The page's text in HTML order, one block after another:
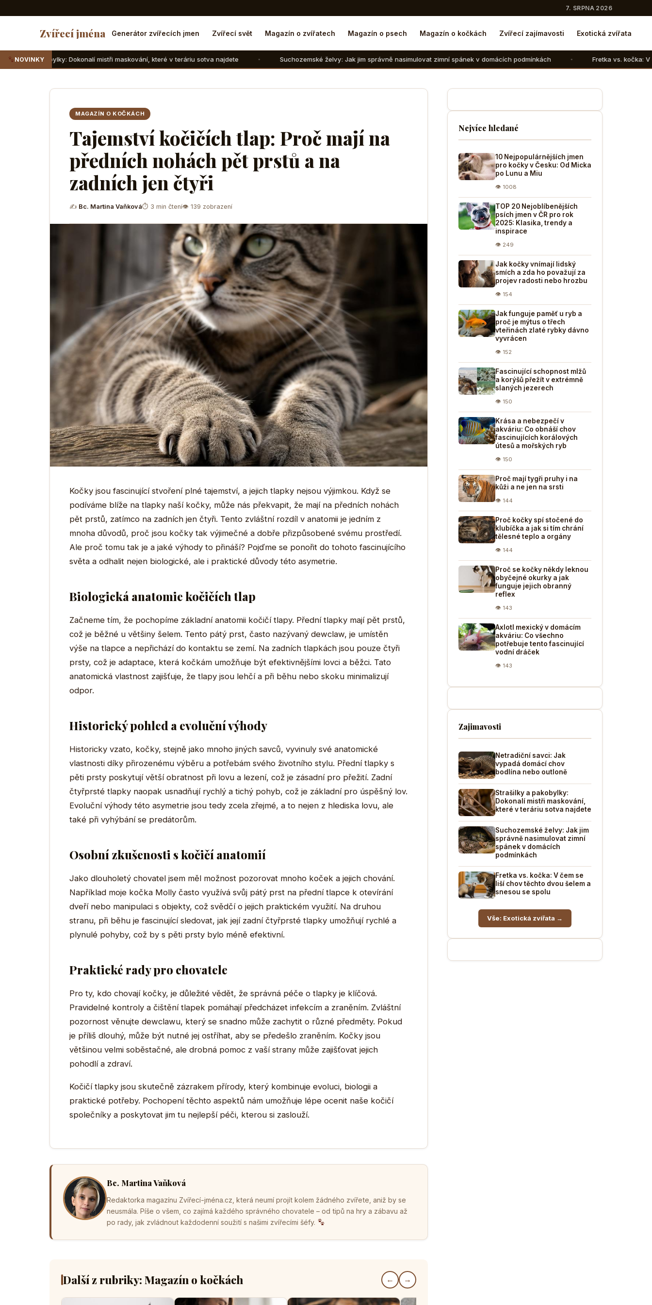
7. SRPNA 2026
Zvířecí jména Generátor zvířecích jmen Zvířecí svět Magazín o zvířatech Magazín o psech Magazín o kočkách Zvířecí zajímavosti Exotická zvířata
NOVINKY
Dokonalí mistři maskování, které v teráriu sotva najdete Suchozemské želvy: Jak jim správně nasimulovat zimní spánek v domácích podmínkách Fretka vs. kočka: V čem se liší chov
MAGAZÍN O KOČKÁCH
Tajemství kočičích tlap: Proč mají na
předních nohách pět prstů a na
zadních jen čtyři
✍ Bc. Martina Vaňková⏱ 3 min čtení👁 139 zobrazení
Kočky jsou fascinující stvoření plné tajemství, a jejich tlapky nejsou výjimkou. Když se
podíváme blíže na tlapky naší kočky, může nás překvapit, že mají na předních nohách
pět prstů, zatímco na zadních jen čtyři. Tento zvláštní rozdíl v anatomii je jedním z
mnoha důvodů, proč jsou kočky tak výjimečné a dobře přizpůsobené svému prostředí.
Ale proč tomu tak je a jaké výhody to přináší? Pojďme se ponořit do tohoto fascinujícího
světa a odhalit nejen biologické, ale i praktické důvody této asymetrie.
Biologická anatomie kočičích tlap
Začneme tím, že pochopíme základní anatomii kočičí tlapy. Přední tlapky mají pět prstů,
což je běžné u většiny šelem. Tento pátý prst, často nazývaný dewclaw, je umístěn
výše na tlapce a nepřichází do kontaktu se zemí. Na zadních tlapkách jsou pouze čtyři
prsty, což je adaptace, která kočkám umožňuje být efektivnějšími lovci a běžci. Tato
anatomická vlastnost zajišťuje, že tlapy jsou lehčí a při běhu nebo skoku minimalizují
odpor.
Historický pohled a evoluční výhody
Historicky vzato, kočky, stejně jako mnoho jiných savců, vyvinuly své anatomické
vlastnosti díky přirozenému výběru a potřebám svého životního stylu. Přední tlapky s
pěti prsty poskytují větší obratnost při lovu a lezení, což je zásadní pro přežití. Zadní
čtyřprsté tlapky naopak usnadňují rychlý a tichý pohyb, což je základní pro úspěšný lov.
Evoluční výhody této asymetrie jsou tedy zcela zřejmé, a to nejen z hlediska lovu, ale
také při vyhýbání se predátorům.
Osobní zkušenosti s kočičí anatomií
Jako dlouholetý chovatel jsem měl možnost pozorovat mnoho koček a jejich chování.
Například moje kočka Molly často využívá svůj pátý prst na přední tlapce k otevírání
dveří nebo manipulaci s objekty, což svědčí o jejich praktickém využití. Na druhou
stranu, při běhu je fascinující sledovat, jak její zadní čtyřprsté tlapky umožňují rychlé a
plynulé pohyby, což by s pěti prsty bylo méně efektivní.
Praktické rady pro chovatele
Pro ty, kdo chovají kočky, je důležité vědět, že správná péče o tlapky je klíčová.
Pravidelné kontroly a čištění tlapek pomáhají předcházet infekcím a zraněním. Zvláštní
pozornost věnujte dewclawu, který se snadno může zachytit o různé předměty. Pokud
je příliš dlouhý, může být nutné jej ostříhat, aby se předešlo zraněním. Kočky jsou
většinou velmi soběstačné, ale drobná pomoc z vaší strany může zajišťovat jejich
pohodlí a zdraví.
Kočičí tlapky jsou skutečně zázrakem přírody, který kombinuje evoluci, biologii a
praktické potřeby. Pochopení těchto aspektů nám umožňuje lépe ocenit naše kočičí
společníky a poskytovat jim tu nejlepší péči, kterou si zaslouží.
Bc. Martina Vaňková
Redaktorka magazínu Zvířecí-jména.cz, která neumí projít kolem žádného zvířete, aniž by se
neusmála. Píše o všem, co zajímá každého správného chovatele – od tipů na hry a zábavu až
po rady, jak zvládnout každodenní soužití s našimi zvířecími šéfy.
Další z rubriky: Magazín o kočkách ← →
Nejvíce hledané
10 Nejpopulárnějších jmen
pro kočky v Česku: Od Micka
po Lunu a Miu
👁 1008
TOP 20 Nejoblíbenějších
psích jmen v ČR pro rok
2025: Klasika, trendy a
inspirace
👁 249
Jak kočky vnímají lidský
smích a zda ho považují za
projev radosti nebo hrozbu
👁 154
Jak funguje paměť u ryb a
proč je mýtus o třech
vteřinách zlaté rybky dávno
vyvrácen
👁 152
Fascinující schopnost mlžů
a korýšů přežít v extrémně
slaných jezerech
👁 150
Krása a nebezpečí v
akváriu: Co obnáší chov
fascinujících korálových
útesů a mořských ryb
👁 150
Proč mají tygři pruhy i na
kůži a ne jen na srsti
👁 144
Proč kočky spí stočené do
klubíčka a jak si tím chrání
tělesné teplo a orgány
👁 144
Proč se kočky někdy leknou
obyčejné okurky a jak
funguje jejich obranný
reflex
👁 143
Axlotl mexický v domácím
akváriu: Co všechno
potřebuje tento fascinující
vodní dráček
👁 143
Zajimavosti
Netradiční savci: Jak
vypadá domácí chov
bodlína nebo outloně
Strašilky a pakobylky:
Dokonalí mistři maskování,
které v teráriu sotva najdete
Suchozemské želvy: Jak jim
správně nasimulovat zimní
spánek v domácích
podmínkách
Fretka vs. kočka: V čem se
liší chov těchto dvou šelem a
snesou se spolu
Vše: Exotická zvířata →